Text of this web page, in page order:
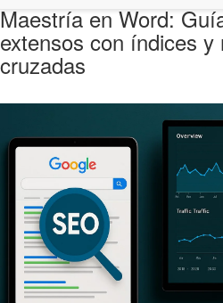
Maestría en Word:
extensos con índices y
cruzadas